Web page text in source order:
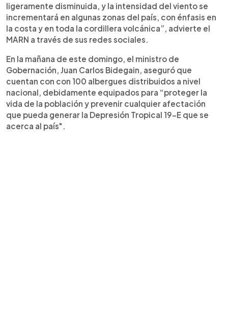
ligeramente disminuida, y la intensidad del viento se
incrementará en algunas zonas del país, con énfasis en
la costa y en toda la cordillera volcánica”, advierte el
MARN a través de sus redes sociales.
En la mañana de este domingo, el ministro de
Gobernación, Juan Carlos Bidegain, aseguró que
cuentan con con 100 albergues distribuidos a nivel
nacional, debidamente equipados para “proteger la
vida de la población y prevenir cualquier afectación
que pueda generar la Depresión Tropical 19-E que se
acerca al país".